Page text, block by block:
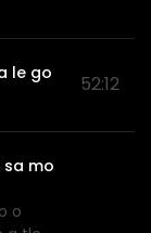
le go
52:12
mo
o